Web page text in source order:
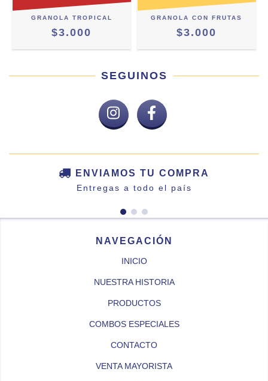
GRANOLA TROPICAL
$3.000
GRANOLA CON FRUTAS
$3.000
SEGUINOS
ENVIAMOS TU COMPRA
Entregas a todo el país
NAVEGACIÓN
INICIO
NUESTRA HISTORIA
PRODUCTOS
COMBOS ESPECIALES
CONTACTO
VENTA MAYORISTA